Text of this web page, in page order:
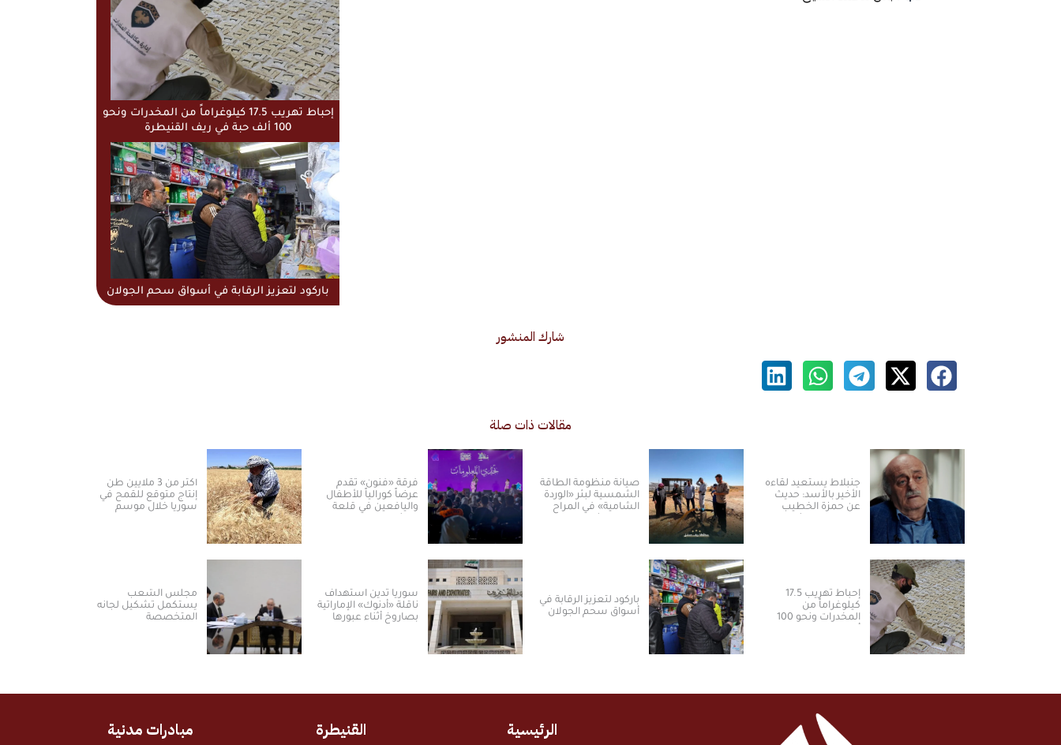
إحباط تهريب 17.5 كيلوغراماً من المخدرات ونحو
100 ألف حبة في ريف القنيطرة
باركود لتعزيز الرقابة في أسواق سحم الجولان
شارك المنشور
مقالات ذات صلة
جنبلاط يستعيد لقاءه
الأخير بالأسد: حديث
عن حمزة الخطيب
صيانة منظومة الطاقة
الشمسية لبئر «الوردة
الشامية» في المراح
فرقة «فنون» تقدم
عرضاً كورالياً للأطفال
واليافعين في قلعة
أكثر من 3 ملايين طن
إنتاج متوقع للقمح في
سوريا خلال موسم
إحباط تهريب 17.5
كيلوغراماً من
المخدرات ونحو 100
باركود لتعزيز الرقابة في
أسواق سحم الجولان
سوريا تدين استهداف
ناقلة «أدنوك» الإماراتية
بصاروخ أثناء عبورها
مجلس الشعب
يستكمل تشكيل لجانه
المتخصصة
الرئيسية
القنيطرة
مبادرات مدنية